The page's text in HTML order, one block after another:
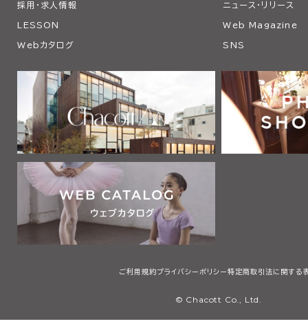
採用・求人情報 ニュース・リリース
LESSON Web Magazine
Webカタログ SNS
ご利用規約プライバシーポリシー 特定商取引法に関する
© Chacott Co., Ltd.